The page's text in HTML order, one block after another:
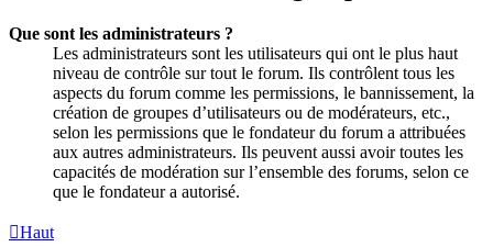
Que sont les administrateurs ?
Les administrateurs sont les utilisateurs qui ont le plus haut
niveau de contrôle sur tout le forum. Ils contrôlent tous les
aspects du forum comme les permissions, le bannissement, la
création de groupes d’utilisateurs ou de modérateurs, etc.,
selon les permissions que le fondateur du forum a attribuées
aux autres administrateurs. Ils peuvent aussi avoir toutes les
capacités de modération sur l’ensemble des forums, selon ce
que le fondateur a autorisé.
Haut